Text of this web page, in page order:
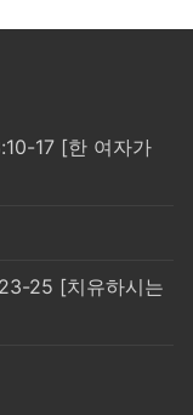
17 [한 여자가
25 [치유하시는